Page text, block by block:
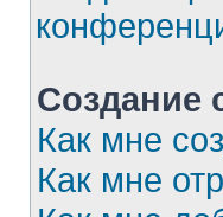
Создание
Как мне
Как мне